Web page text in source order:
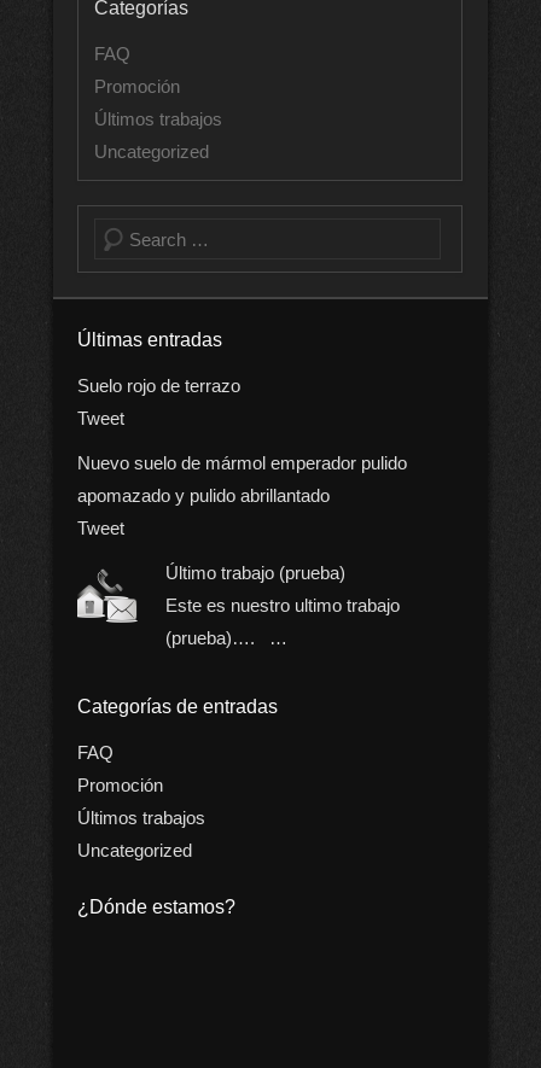
Categorías
FAQ
Promoción
Últimos trabajos
Uncategorized
Buscar
Últimas entradas
Suelo rojo de terrazo
Tweet
Nuevo suelo de mármol emperador pulido
apomazado y pulido abrillantado
Tweet
Último trabajo (prueba)
Este es nuestro ultimo trabajo
(prueba)…. …
Categorías de entradas
FAQ
Promoción
Últimos trabajos
Uncategorized
¿Dónde estamos?